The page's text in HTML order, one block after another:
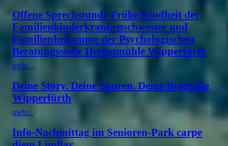
Offene Sprechstunde Frühe Kindheit der
Familienkinderkrankenschwester und
Familienhebamme der Psychologischen
Beratungsstelle Herbstmühle Wipperfürth
mehr...
Deine Story. Deine Spuren. Deine Biografie
Wipperfürth
mehr...
Info-Nachmittag im Senioren-Park carpe